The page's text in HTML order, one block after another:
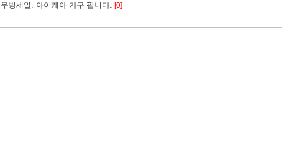
무빙세일: 아이케아 가구 팝니다. [0]